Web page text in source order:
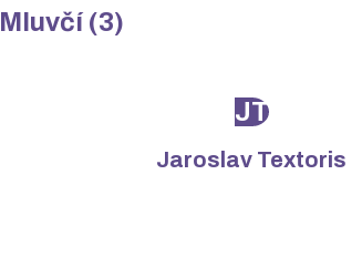
Mluvčí (3)
JT
Jaroslav Textoris